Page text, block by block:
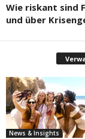
Wie riskant sind
und über
News & Insights